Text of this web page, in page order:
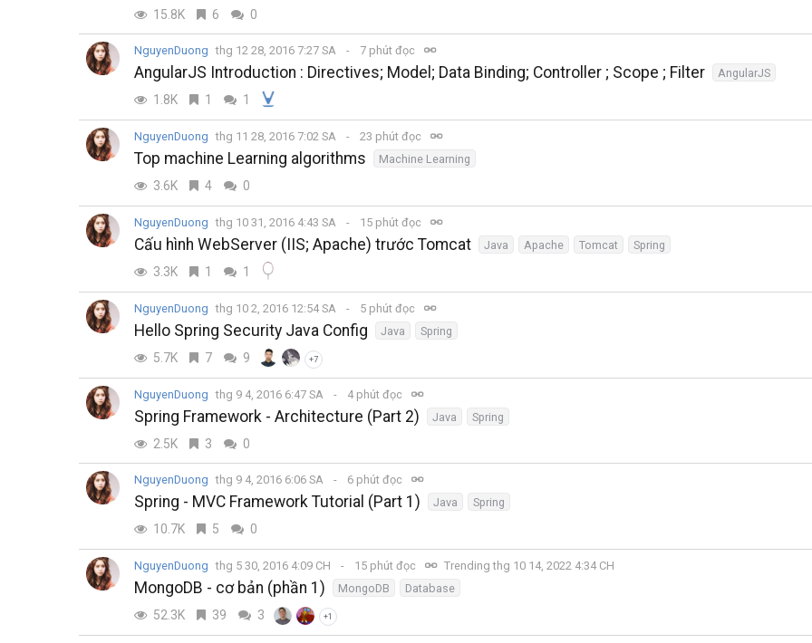
15.8K 6 0
NguyenDuong thg 12 28, 2016 7:27 SA 7 phút đọc
AngularJS Introduction : Directives; Model; Data Binding; Controller ; Scope ; Filter AngularJS
1.8K 1 1
NguyenDuong thg 11 28, 2016 7:02 SA 23 phút đọc
Top machine Learning algorithms Machine Learning
3.6K 4 0
NguyenDuong thg 10 31, 2016 4:43 SA 15 phút đọc
Cấu hình WebServer (IIS; Apache) trước Tomcat Java Apache Tomcat Spring
3.3K 1 1
NguyenDuong thg 10 2, 2016 12:54 SA 5 phút đọc
Hello Spring Security Java Config Java Spring
5.7K 7 9 +7
NguyenDuong thg 9 4, 2016 6:47 SA 4 phút đọc
Spring Framework - Architecture (Part 2) Java Spring
2.5K 3 0
NguyenDuong thg 9 4, 2016 6:06 SA 6 phút đọc
Spring - MVC Framework Tutorial (Part 1) Java Spring
10.7K 5 0
NguyenDuong thg 5 30, 2016 4:09 CH 15 phút đọc Trending thg 10 14, 2022 4:34 CH
MongoDB - cơ bản (phần 1) MongoDB Database
52.3K 39 3 +1